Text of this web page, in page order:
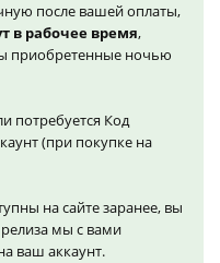
после вашей оплаты,
в рабочее время,
приобретенные ночью
потребуется Код
(при покупке на
на сайте заранее, вы
мы с вами
ваш аккаунт.